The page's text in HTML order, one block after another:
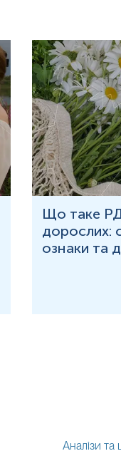
Що таке
дорослих:
ознаки та
Аналізи та